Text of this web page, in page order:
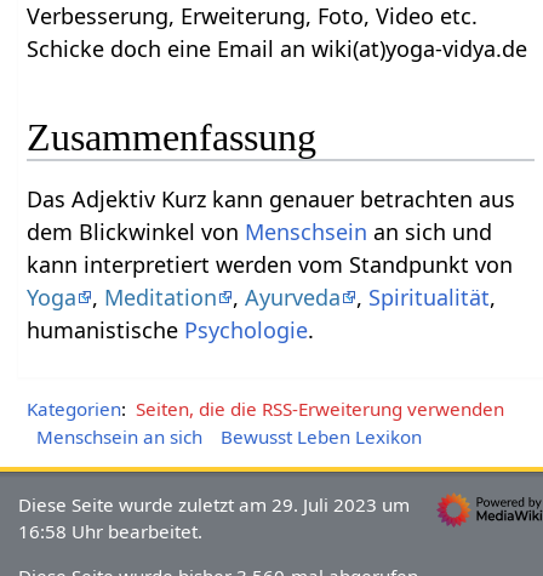
Verbesserung, Erweiterung, Foto, Video etc.
Schicke doch eine Email an wiki(at)yoga-vidya.de
Zusammenfassung
Das Adjektiv Kurz‏‎ kann genauer betrachten aus
dem Blickwinkel von Menschsein an sich und
kann interpretiert werden vom Standpunkt von
Yoga
, Meditation ,Ayurveda , Spiritualität,
humanistische Psychologie.
Kategorien: Seiten, die die RSS-Erweiterung verwenden
Menschsein an sich
Bewusst Leben Lexikon
Diese Seite wurde zuletzt am 29. Juli 2023 um
16:58 Uhr bearbeitet.